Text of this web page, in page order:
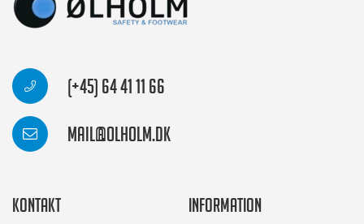
(+45) 64 41 11 66
mail@olholm.dk
Kontakt Information